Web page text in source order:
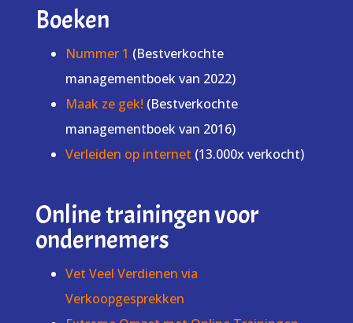
Boeken
Nummer 1 (Bestverkochte
managementboek van 2022)
Maak ze gek! (Bestverkochte
managementboek van 2016)
Verleiden op internet (13.000x verkocht)
Online trainingen voor
ondernemers
Vet Veel Verdienen via
Verkoopgesprekken